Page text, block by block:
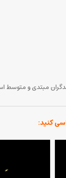
کنید: